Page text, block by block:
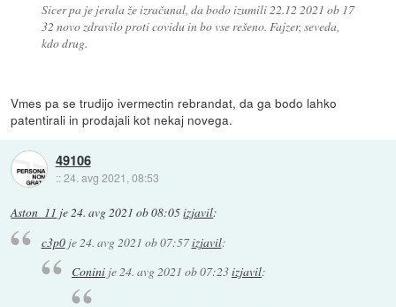
Sicer pa je jerala že izračunal, da bodo izumili 22.12 2021 ob 17
32 novo zdravilo proti covidu in bo vse rešeno. Fajzer, seveda,
kdo drug.
Vmes pa se trudijo ivermectin rebrandat, da ga bodo lahko
patentirali in prodajali kot nekaj novega.
49106
::24. avg 2021, 08:53
Aston_11 je24. avg 2021 ob 08:05izjavil:
c3p0je24. avg 2021 ob 07:57izjavil:
Conini je 24. avg 2021 ob 07:23izjavil: